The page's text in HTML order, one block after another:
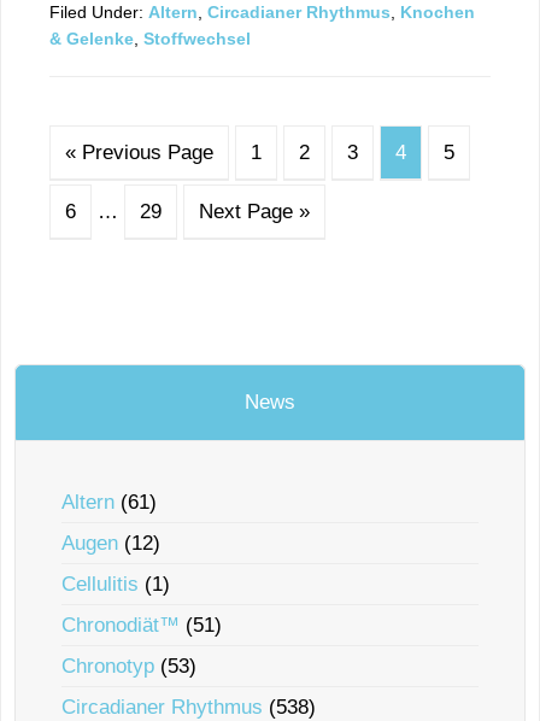
Filed Under: Altern Circadianer Rhythmus
Knochen
& Gelenke Stoffwechsel
« Previous Page 1 2 3 4 5
6 … 29 Next Page »
News
Altern (61)
Augen (12)
Cellulitis (1)
Chronodiät™ (51)
Chronotyp (53)
Circadianer Rhythmus (538)